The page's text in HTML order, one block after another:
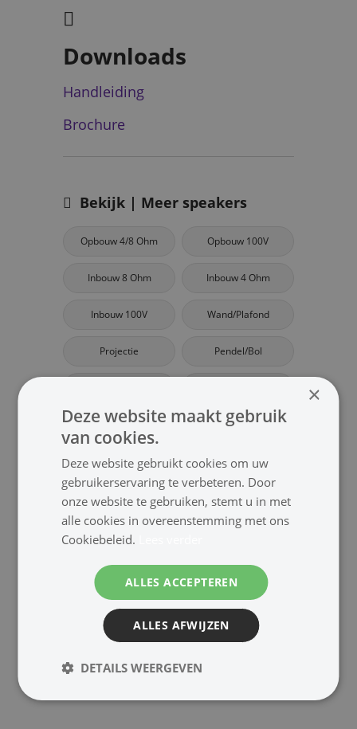
Downloads
Handleiding
Brochure
Bekijk | Meer speakers
Opbouw 4/8 Ohm Opbouw 100V
Inbouw 8 Ohm Inbouw 4 Ohm
Inbouw 100V Wand/Plafond
Projectie Pendel/Bol
Kolom Chassis
Bekijk | Meer Audio
Versterker
Mixer Microfoon
Signaalverwerking Regelaar
×
Deze website maakt gebruik
van cookies.
Deze website gebruikt cookies om uw
gebruikerservaring te verbeteren. Door
onze website te gebruiken, stemt u in met
alle cookies in overeenstemming met ons
Cookiebeleid.
ALLES ACCEPTEREN
ALLES AFWIJZEN
DETAILS WEERGEVEN